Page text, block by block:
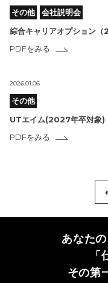
その他
会社説明会
綜合キャリアオプション（
PDFをみる
2026.01.06
その他
UTエイム(2027年卒対象)
PDFをみる
あなた
「
その第